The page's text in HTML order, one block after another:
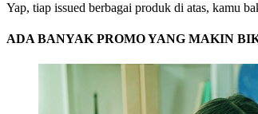
Yap, tiap issued berbagai produk di atas, kamu
ADA BANYAK PROMO YANG MAKIN